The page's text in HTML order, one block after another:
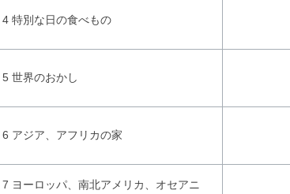
特別な日の食べもの
世界のおかし
アジア、アフリカの家
ヨーロッパ、南北アメリカ、オセアニ